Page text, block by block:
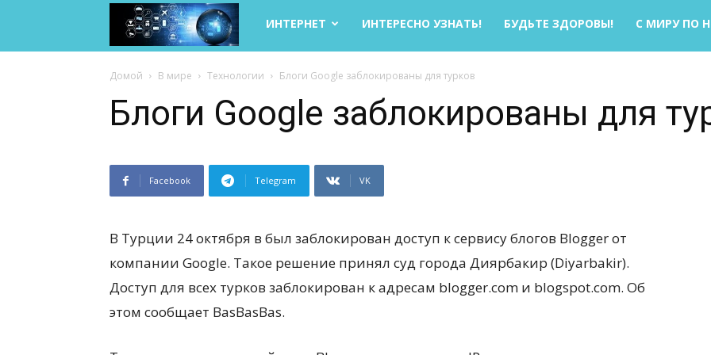
Life
Internet
ИНТЕРНЕТ ИНТЕРЕСНО УЗНАТЬ! БУДЬТЕ ЗДОРОВЫ! С МИРУ ПО
Домой В мире Технологии Блоги Google заблокированы для турков
Блоги Google заблокированы для
Facebook Telegram VK
В Турции 24 октября в был заблокирован доступ к сервису блогов Blogger от
компании Google. Такое решение принял суд города Диярбакир (Diyarbakir).
Доступ для всех турков заблокирован к адресам blogger.com и blogspot.com. Об
этом сообщает BasBasBas.